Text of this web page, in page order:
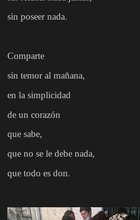
sin poseer nada.
Comparte
sin temor al mañana,
en la simplicidad
de un corazón
que sabe,
que no se le debe nada,
que todo es don.